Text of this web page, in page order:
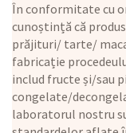
În conformitate cu
cunoștință că
prăjituri/ tarte/
fabricație
includ fructe și/sau
congelate/
laboratorul nostru